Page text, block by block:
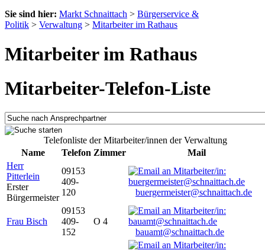
Sie sind hier: Markt Schnaittach > Bürgerservice &
Politik > Verwaltung > Mitarbeiter im Rathaus
Mitarbeiter im Rathaus
Mitarbeiter-Telefon-Liste
Telefonliste der Mitarbeiter/innen der Verwaltung
Name
Telefon Zimmer
Mail
Herr
Pitterlein
Erster
Bürgermeister
09153
409-
120
buergermeister@schnaittach.de
Frau Bisch
09153
409-
152
O 4
bauamt@schnaittach.de